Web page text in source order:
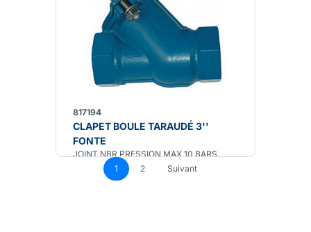
817194
CLAPET BOULE TARAUDÉ 3''
FONTE
JOINT NBR PRESSION MAX 10 BARS
1
2 Suivant